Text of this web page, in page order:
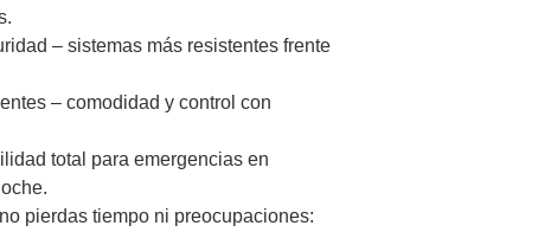
– sistemas más resistentes frente
– comodidad y control con
total para emergencias en
pierdas tiempo ni preocupaciones: